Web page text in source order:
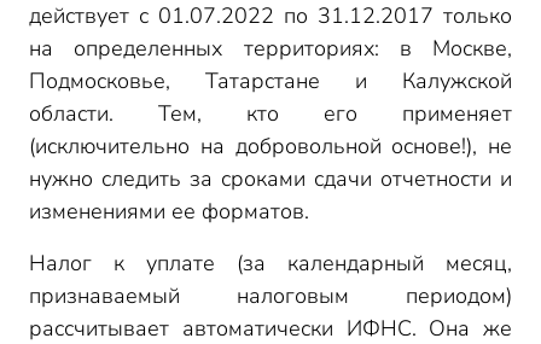
СЗВ-СТАЖ
действует с 01.07.2022 по 31.12.2017 только
на определенных территориях: в Москве,
Подмосковье, Татарстане и Калужской
области. Тем, кто его применяет
(исключительно на добровольной основе!), не
нужно следить за сроками сдачи отчетности и
изменениями ее форматов.
Налог к уплате (за календарный месяц,
признаваемый налоговым периодом)
рассчитывает автоматически ИФНС. Она же